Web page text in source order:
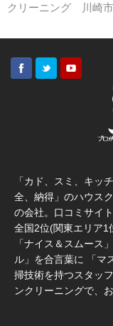
クリーニング 川崎
「カド、スミ、キ
全、納得」のハウス
の会社。口コミサイ
全国2位(関東エリア1
「ナイス＆スムース
ル」を合言葉に 「マ
掃技術を持つスタッ
ンクリーニングで、